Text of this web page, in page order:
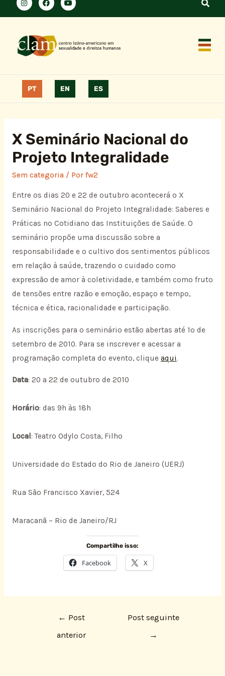
PT EN ES
X Seminário Nacional do
Projeto Integralidade
Sem categoria/ Por fw2
Entre os dias 20 e 22 de outubro acontecerá o X
Seminário Nacional do Projeto Integralidade: Saberes e
Práticas no Cotidiano das Instituições de Saúde. O
seminário propõe uma discussão sobre a
responsabilidade e o cultivo dos sentimentos públicos
em relação à saúde, trazendo o cuidado como
expressão de amor à coletividade, e também como fruto
de tensões entre razão e emoção, espaço e tempo,
técnica e ética, racionalidade e participação.
As inscrições para o seminário estão abertas até 1º de
setembro de 2010. Para se inscrever e acessar a
programação completa do evento, clique aqui.
Data: 20 a 22 de outubro de 2010
Horário: das 9h às 18h
Local : Teatro Odylo Costa, Filho
Universidade do Estado do Rio de Janeiro (UERJ)
Rua São Francisco Xavier, 524
Maracanã – Rio de Janeiro/RJ
Compartilhe isso:
Facebook X
← Post
anterior
Post seguinte
→